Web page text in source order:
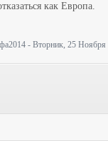
как Европа.
- Вторник, 25 Ноября